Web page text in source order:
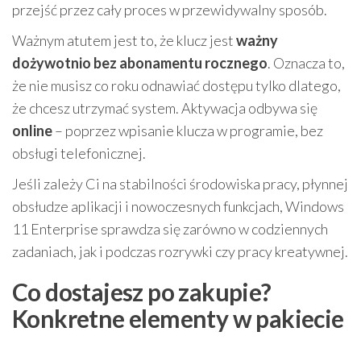
przejść przez cały proces w przewidywalny sposób.
Ważnym atutem jest to, że klucz jestważny
dożywotnio bez abonamentu rocznego. Oznacza to,
że nie musisz co roku odnawiać dostępu tylko dlatego,
że chcesz utrzymać system. Aktywacja odbywa się
online– poprzez wpisanie klucza w programie, bez
obsługi telefonicznej.
Jeśli zależy Ci na stabilności środowiska pracy, płynnej
obsłudze aplikacji i nowoczesnych funkcjach, Windows
11 Enterprise sprawdza się zarówno w codziennych
zadaniach, jak i podczas rozrywki czy pracy kreatywnej.
Co dostajesz po zakupie?
Konkretne elementy w pakiecie